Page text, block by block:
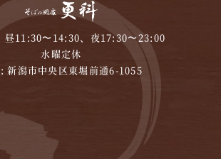
昼11:30〜14:30、夜17:30〜23:00
水曜定休
新潟市中央区東堀前通6-1055